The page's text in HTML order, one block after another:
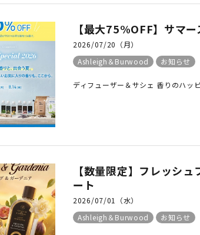
【最大75%OFF】サマ
2026/07/20（月）
Ashleigh＆Burwood
お知らせ
ディフューザー＆サシェ 香りのハ
【数量限定】フレッシ
ート
2026/07/01（水）
Ashleigh＆Burwood
お知らせ